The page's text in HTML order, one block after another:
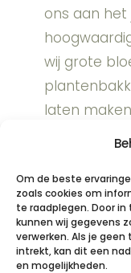
Om de beste
zoals cookies om
te raadplegen. Door
kunnen wij gegevens
verwerken. Als je
intrekt, kan dit een
en mogelijkheden.
ons aan het
wij grote
laten
brede,
bloempot
wensen.